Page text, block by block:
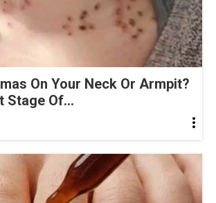
On Your Neck Or Armpit?
Stage Of...